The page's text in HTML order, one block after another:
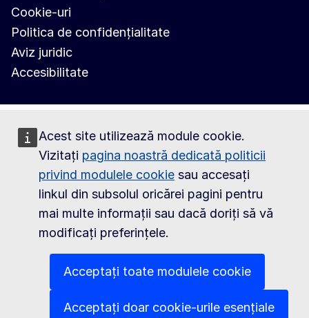
Acest site utilizează module cookie.
Vizitați pagina noastră dedicată politicii
privind modulele cookie sau accesați
linkul din subsolul oricărei pagini pentru
mai multe informații sau dacă doriți să vă
modificați preferințele.
Acceptați toate modulele cookie
Acceptați doar cookie-urile esențiale
Cookie-uri
Politica de confidențialitate
Aviz juridic
Accesibilitate